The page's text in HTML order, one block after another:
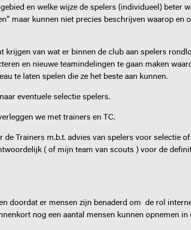
en welke wijze de spelers (individueel) beter
maar kunnen niet precies beschrijven waarop en
krijgen van wat er binnen de club aan spelers
en nieuwe teamindelingen te gaan maken
te laten spelen die ze het beste aan kunnen.
eventuele selectie spelers.
we met trainers en TC.
de Trainers m.b.t. advies van spelers voor selectie
( of mijn team van scouts ) voor de
doordat er mensen zijn benaderd om de rol
nog een aantal mensen kunnen opnemen in